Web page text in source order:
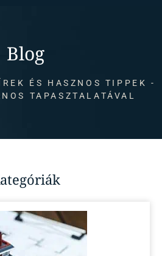
Blog
ÉS HASZNOS TIPPEK -
TAPASZTALATÁVAL